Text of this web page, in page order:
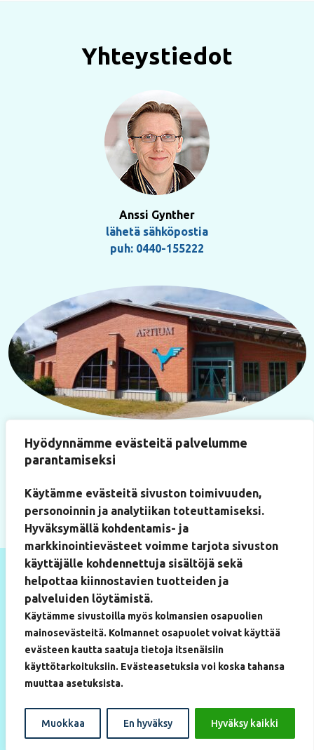
Hyödynnämme evästeitä palvelumme
parantamiseksi
Käytämme evästeitä sivuston toimivuuden,
personoinnin ja analytiikan toteuttamiseksi.
Hyväksymällä kohdentamis- ja
markkinointievästeet voimme tarjota sivuston
käyttäjälle kohdennettuja sisältöjä sekä
helpottaa kiinnostavien tuotteiden ja
palveluiden löytämistä.
Käytämme sivustoilla myös kolmansien osapuolien
mainosevästeitä. Kolmannet osapuolet voivat käyttää
evästeen kautta saatuja tietoja itsenäisiin
käyttötarkoituksiin. Evästeasetuksia voi koska tahansa
muuttaa asetuksista.
Muokkaa En hyväksy Hyväksy kaikki
Yhteystiedot
Anssi Gynther
lähetä sähköpostia
puh: 0440-155222
Käyntiosoite
Paukkulantie 22
50170 Mikkeli